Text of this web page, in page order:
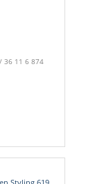
36 11 6 874